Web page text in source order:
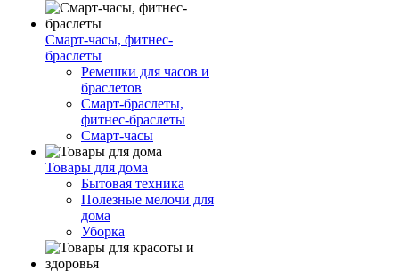
Смарт-часы, фитнес-
браслеты
Ремешки для часов и
браслетов
Смарт-браслеты,
фитнес-браслеты
Смарт-часы
Товары для дома
Бытовая техника
Полезные мелочи для
дома
Уборка